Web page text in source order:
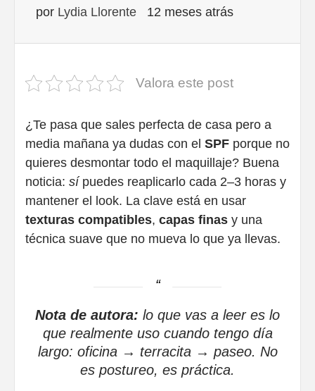
por Lydia Llorente 12 meses atrás
Valora este post
¿Te pasa que sales perfecta de casa pero a
media mañana ya dudas con el SPF porque no
quieres desmontar todo el maquillaje? Buena
noticia: sípuedes reaplicarlo cada 2–3 horas y
mantener el look. La clave está en usar
texturas compatibles, capas finas y una
técnica suave que no mueva lo que ya llevas.
Nota de autora: lo que vas a leer es lo
que realmente uso cuando tengo día
largo: oficina → terracita → paseo. No
es postureo, es práctica.